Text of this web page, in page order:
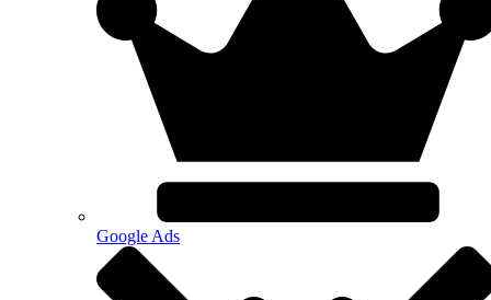
Google Ads